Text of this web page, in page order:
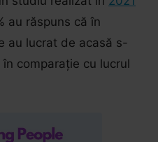
au răspuns că în
au lucrat de acasă s-
comparație cu lucrul